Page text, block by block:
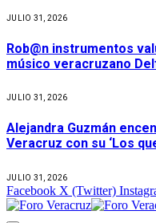
JULIO 31, 2026
Rob@n instrumentos
músico veracruzano
JULIO 31, 2026
Alejandra Guzmán
Veracruz con su ‘Los
JULIO 31, 2026
Facebook X (Twitter)